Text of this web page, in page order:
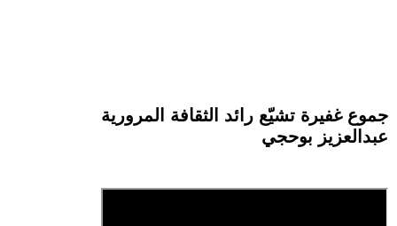
جموع غفيرة تشيّع رائد الثقافة المرورية
عبدالعزيز بوحجي